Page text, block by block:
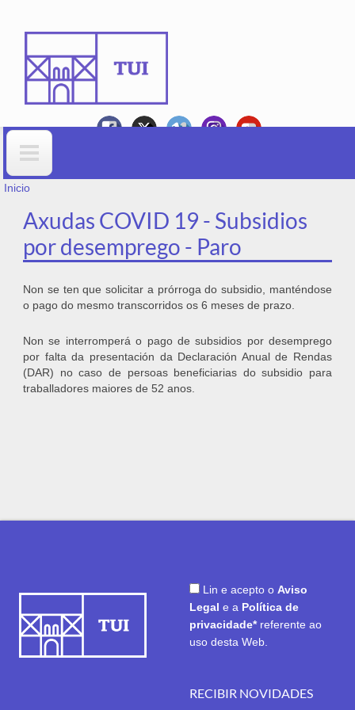
Formulario de busca
VOSTEDE ESTÁ AQUÍ
Inicio
Axudas COVID 19 - Subsidios
por desemprego - Paro
Non se ten que solicitar a prórroga do subsidio, manténdose
o pago do mesmo transcorridos os 6 meses de prazo.
Non se interromperá o pago de subsidios por desemprego
por falta da presentación da Declaración Anual de Rendas
(DAR) no caso de persoas beneficiarias do subsidio para
traballadores maiores de 52 anos.
Lin e acepto o Aviso
Legal e a Política de
privacidade* referente ao
uso desta Web.
RECIBIR NOVIDADES